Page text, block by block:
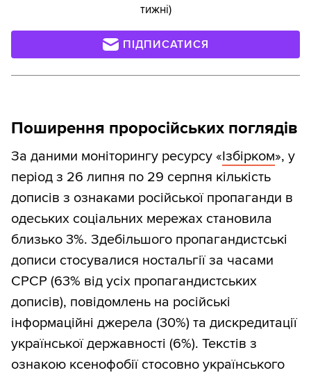
тижні)
ПІДПИСАТИСЯ
Поширення проросійських поглядів
За даними моніторингу ресурсу «Ізбірком», у
період з 26 липня по 29 серпня кількість
дописів з ознаками російської пропаганди в
одеських соціальних мережах становила
близько 3%. Здебільшого пропагандистські
дописи стосувалися ностальгії за часами
СРСР (63% від усіх пропагандистських
дописів), повідомлень на російські
інформаційні джерела (30%) та дискредитації
української державності (6%). Текстів з
ознакою ксенофобії стосовно українського